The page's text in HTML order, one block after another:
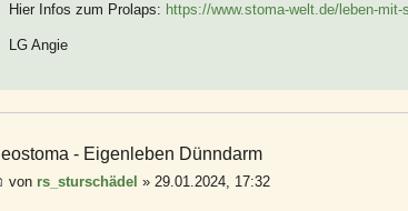
Hier Infos zum Prolaps: https://www.stoma-welt.de/leben-
LG Angie
Ileostoma - Eigenleben Dünndarm
von rs_sturschädel » 29.01.2024, 17:32